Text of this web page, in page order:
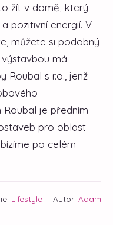
žít v domě, který
pozitivní energií. V
můžete si podobný
má
Roubal s r.o., jenž
je předním
pro oblast
po celém
Lifestyle Autor: Adam